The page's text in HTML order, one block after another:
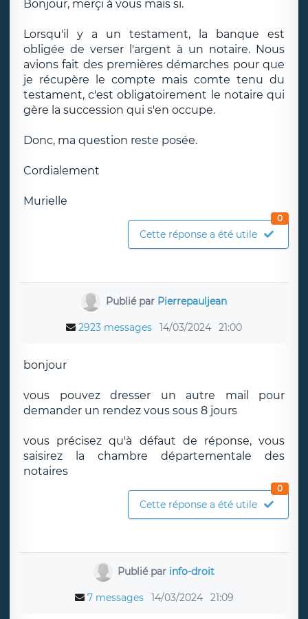
Bonjour, merçi à vous mais si.
Lorsqu'il y a un testament, la banque est
obligée de verser l'argent à un notaire. Nous
avions fait des premières démarches pour que
je récupère le compte mais comte tenu du
testament, c'est obligatoirement le notaire qui
gère la succession qui s'en occupe.
Donc, ma question reste posée.
Cordialement
Murielle
Cette réponse a été utile
0
Publié par Pierrepauljean
2923 messages 14/03/2024 21:00
bonjour
vous pouvez dresser un autre mail pour
demander un rendez vous sous 8 jours
vous précisez qu'à défaut de réponse, vous
saisirez la chambre départementale des
notaires
Cette réponse a été utile
0
Publié par info-droit
7 messages 14/03/2024 21:09